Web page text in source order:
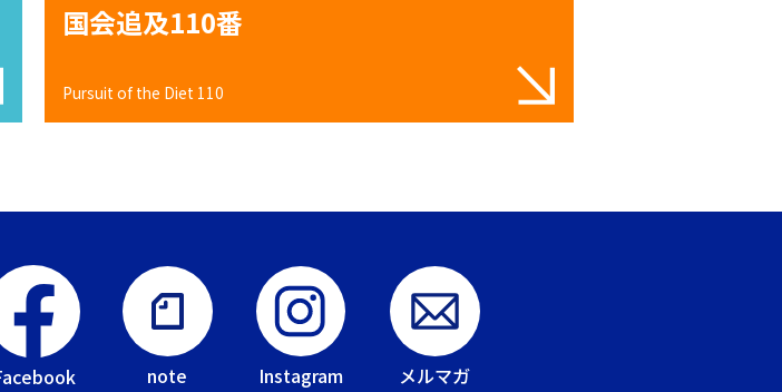
国会追及110番
Pursuit of the Diet 110
note Instagram メルマガ